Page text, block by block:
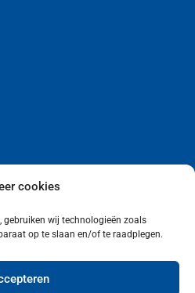
cookies
gebruiken wij technologieën zoals
op te slaan en/of te raadplegen.